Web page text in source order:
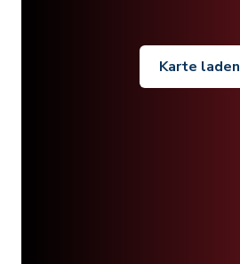
Karte laden